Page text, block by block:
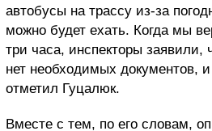
автобусы на трассу из-за
можно будет ехать. Когда мы
три часа, инспекторы заявили,
нет необходимых документов,
отметил Гуцалюк.
Вместе с тем, по его словам,